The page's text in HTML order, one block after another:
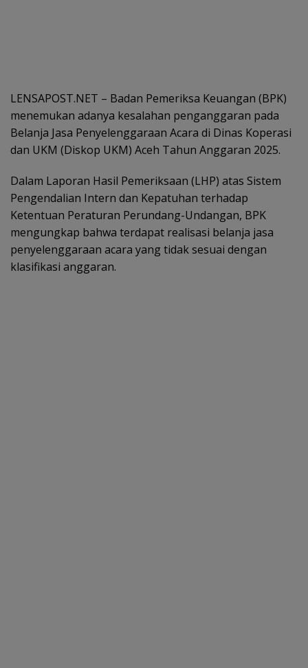
LENSAPOST.NET – Badan Pemeriksa Keuangan (BPK)
menemukan adanya kesalahan penganggaran pada
Belanja Jasa Penyelenggaraan Acara di Dinas Koperasi
dan UKM (Diskop UKM) Aceh Tahun Anggaran 2025.
Dalam Laporan Hasil Pemeriksaan (LHP) atas Sistem
Pengendalian Intern dan Kepatuhan terhadap
Ketentuan Peraturan Perundang-Undangan, BPK
mengungkap bahwa terdapat realisasi belanja jasa
penyelenggaraan acara yang tidak sesuai dengan
klasifikasi anggaran.